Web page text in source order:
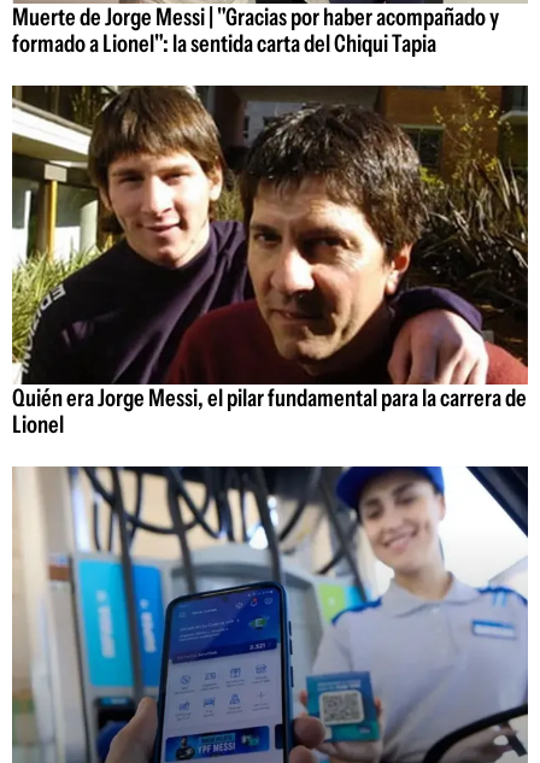
Muerte de Jorge Messi | "Gracias por haber acompañado y
formado a Lionel": la sentida carta del Chiqui Tapia
Quién era Jorge Messi, el pilar fundamental para la carrera de
Lionel